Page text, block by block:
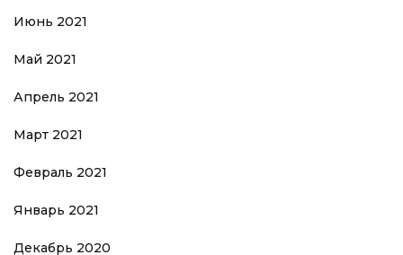
Июнь 2021
Май 2021
Апрель 2021
Март 2021
Февраль 2021
Январь 2021
Декабрь 2020